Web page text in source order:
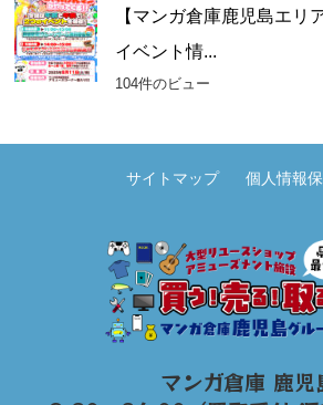
【マンガ倉庫鹿児島エリ
イベント情...
104件のビュー
サイトマップ 個人情報
マンガ倉庫 鹿児